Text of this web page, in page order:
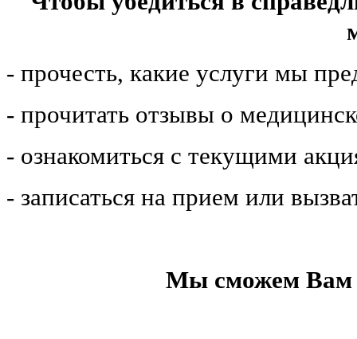
- прочесть, какие услуги мы
- прочитать отзывы о
- ознакомиться с текущими
- записаться на прием или
Мы сможем Вам